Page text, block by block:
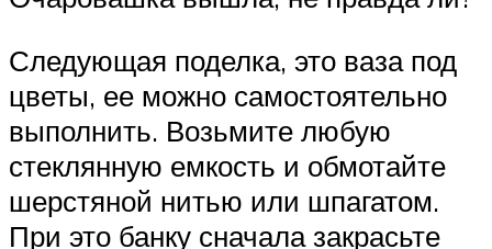
Следующая поделка, это ваза под
цветы, ее можно самостоятельно
выполнить. Возьмите любую
стеклянную емкость и обмотайте
шерстяной нитью или шпагатом.
При это банку сначала закрасьте